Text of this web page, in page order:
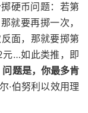
硬币问题：若第
就要再掷一次，
面，那就要掷第
元…如此类推，即
问题是，你最多肯
·伯努利以效用理